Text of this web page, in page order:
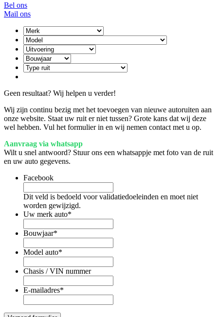
Bel ons
Mail ons
Geen resultaat? Wij helpen u verder!
Wij zijn continu bezig met het toevoegen van nieuwe autoruiten aan
onze website. Staat uw ruit er niet tussen? Grote kans dat wij deze
wel hebben. Vul het formulier in en wij nemen contact met u op.
Aanvraag via whatsapp
Wilt u snel antwoord? Stuur ons een whatsappje met foto van de ruit
en uw auto gegevens.
Facebook
Dit veld is bedoeld voor validatiedoeleinden en moet niet
worden gewijzigd.
Uw merk auto*
Bouwjaar*
Model auto*
Chasis / VIN nummer
E-mailadres*